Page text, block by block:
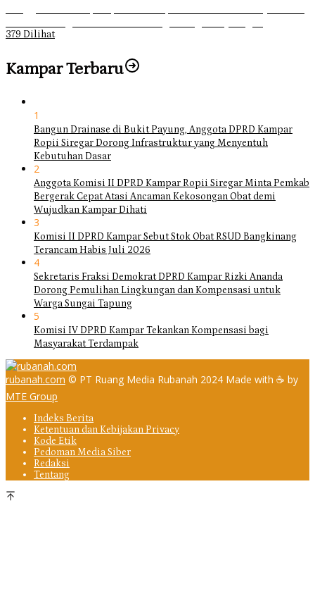
379 Dilihat
Kampar Terbaru
1
Bangun Drainase di Bukit Payung, Anggota DPRD Kampar
Ropii Siregar Dorong Infrastruktur yang Menyentuh
Kebutuhan Dasar
2
Anggota Komisi II DPRD Kampar Ropii Siregar Minta Pemkab
Bergerak Cepat Atasi Ancaman Kekosongan Obat demi
Wujudkan Kampar Dihati
3
Komisi II DPRD Kampar Sebut Stok Obat RSUD Bangkinang
Terancam Habis Juli 2026
4
Sekretaris Fraksi Demokrat DPRD Kampar Rizki Ananda
Dorong Pemulihan Lingkungan dan Kompensasi untuk
Warga Sungai Tapung
5
Komisi IV DPRD Kampar Tekankan Kompensasi bagi
Masyarakat Terdampak
rubanah.com © PT Ruang Media Rubanah 2024 Made with ☕ by
MTE Group
Indeks Berita
Ketentuan dan Kebijakan Privacy
Kode Etik
Pedoman Media Siber
Redaksi
Tentang